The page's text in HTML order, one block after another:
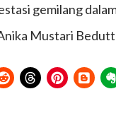
gemilang
Mustari